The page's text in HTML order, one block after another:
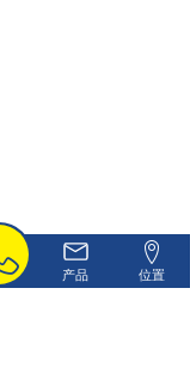
产品 位置